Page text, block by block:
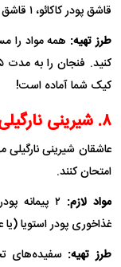
قاشق پودر کاکائو، ۱ قاشق شیر، نوک قاشق بکینگ پودر.
طرز تهیه: همه مواد را
کیک شما آماده است!
۸. شیرینی نارگیلی رژیمی (بدون آرد)
عاشقان شیرینی نارگیلی
امتحان کنند.
مواد لازم:
غذاخوری پودر استویا
طرز تهیه: سفیده‌های